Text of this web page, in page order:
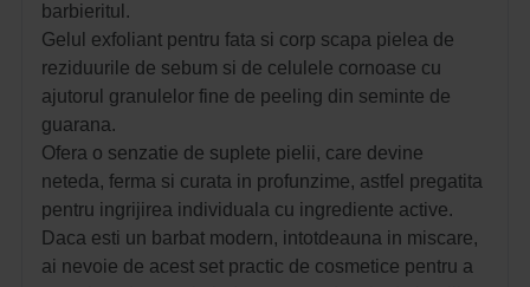
barbieritul.
Gelul exfoliant pentru fata si corp scapa pielea de
reziduurile de sebum si de celulele cornoase cu
ajutorul granulelor fine de peeling din seminte de
guarana.
Ofera o senzatie de suplete pielii, care devine
neteda, ferma si curata in profunzime, astfel pregatita
pentru ingrijirea individuala cu ingrediente active.
Daca esti un barbat modern, intotdeauna in miscare,
ai nevoie de acest set practic de cosmetice pentru a